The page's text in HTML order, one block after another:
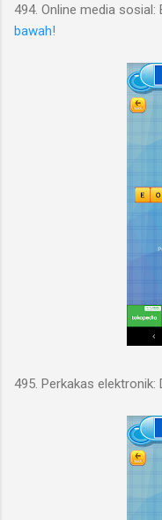
494. Online media sosial:
bawah!
495. Perkakas elektronik: